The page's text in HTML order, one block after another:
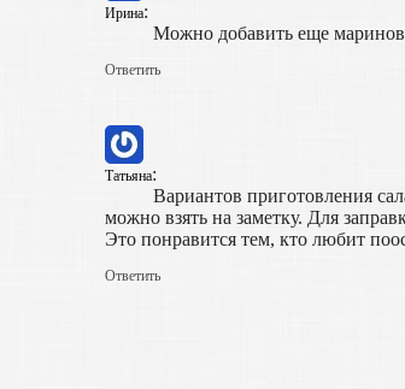
Ирина:
Можно добавить еще
Ответить
Татьяна:
Вариантов приготовления
можно взять на заметку. Для
Это понравится тем, кто любит
Ответить